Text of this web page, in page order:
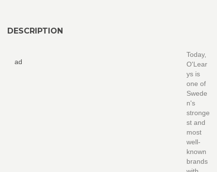
DESCRIPTION
ad
Today,
O'Lear
ys is
one of
Swede
n's
stronge
st and
most
well-
known
brands